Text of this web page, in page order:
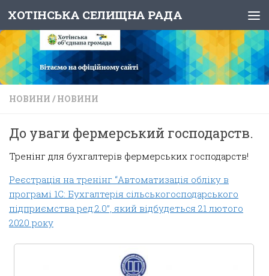
Skip to content
ХОТІНСЬКА СЕЛИЩНА РАДА
НОВИНИ / НОВИНИ
До уваги фермерський господарств.
Тренінг для бухгалтерів фермерських господарств!
Реєстрація на тренінг “Автоматизація обліку в
програмі 1С: Бухгалтерія сільськогосподарського
підприємства ред.2.0”, який відбудеться 21 лютого
2020 року